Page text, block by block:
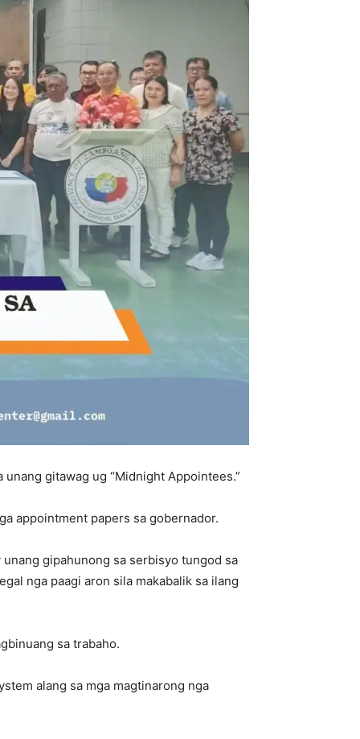
gitawag ug “Midnight Appointees.”
appointment papers sa gobernador.
gipahunong sa serbisyo tungod sa
nga paagi aron sila makabalik sa ilang
sa trabaho.
alang sa mga magtinarong nga